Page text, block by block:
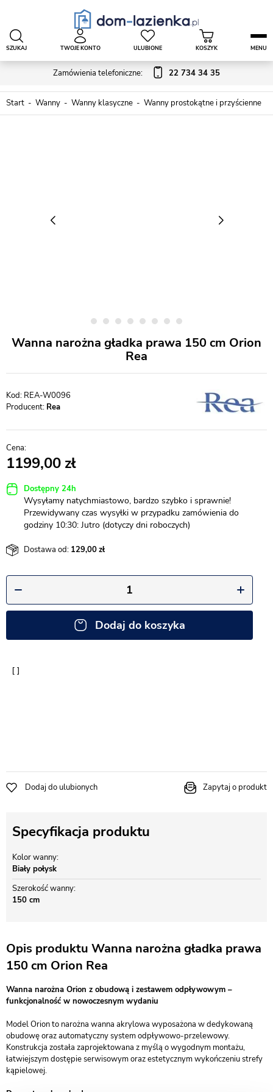
Zamówienia telefoniczne: 22 734 34 35
SZUKAJ TWOJE KONTO ULUBIONE KOSZYK MENU
Start Wanny Wanny klasyczne Wanny prostokątne i przyścienne
Wanna narożna gładka prawa 150 cm Orion
Rea
REA-W0096
Producent: Rea
1199,00
Dostępny 24h
Wysyłamy natychmiastowo, bardzo szybko i sprawnie!
Przewidywany czas wysyłki w przypadku zamówienia do
godziny 10:30: Jutro (dotyczy dni roboczych)
Dostawa od: 129,00
Dodaj do koszyka
Dodaj do ulubionych Zapytaj o produkt
Specyfikacja produktu
Kolor wanny
Biały połysk
Szerokość wanny
150 cm
Opis produktu Wanna narożna gładka prawa
150 cm Orion Rea
Wanna narożna Orion z obudową i zestawem odpływowym –
funkcjonalność w nowoczesnym wydaniu
Model Orion to narożna wanna akrylowa wyposażona w dedykowaną
obudowę oraz automatyczny system odpływowo-przelewowy.
Konstrukcja została zaprojektowana z myślą o wygodnym montażu,
łatwiejszym dostępie serwisowym oraz estetycznym wykończeniu strefy
kąpielowej.